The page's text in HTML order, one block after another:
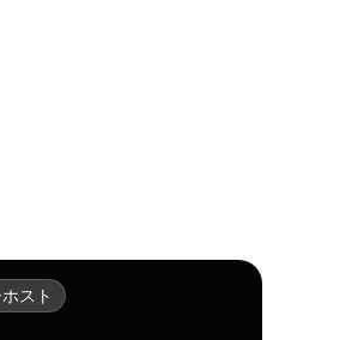
スト
スト